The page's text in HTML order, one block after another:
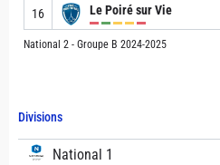
Divisions
National 1
16 Le Poiré sur Vie
National 2 - Groupe B 2024-2025